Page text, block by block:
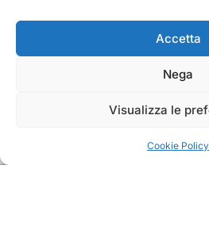
Accetta
Nega
Visualizza le
Cookie Policy
Dal 2014 musica